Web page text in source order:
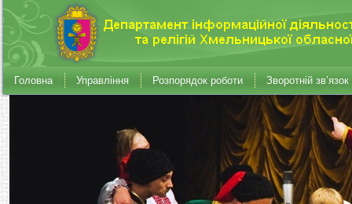
Головна Управління Розпорядок роботи Зворотній зв’язок